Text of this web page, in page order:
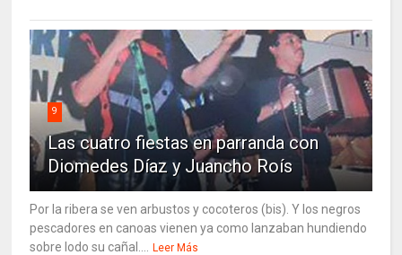
9
Las cuatro fiestas en parranda con
Diomedes Díaz y Juancho Roís
Por la ribera se ven arbustos y cocoteros (bis). Y los negros
pescadores en canoas vienen ya como lanzaban hundiendo
sobre lodo su cañal....
Leer Más